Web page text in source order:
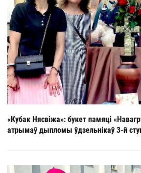
«Кубак Нясвіжа»: букет памяці
атрымаў дыпломы ўдзельнікаў 3-й